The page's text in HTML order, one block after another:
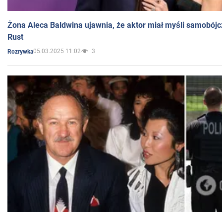
Żona Aleca Baldwina ujawnia, że aktor miał myśli
Rust
Rozrywka05.03.2025 11:02 3